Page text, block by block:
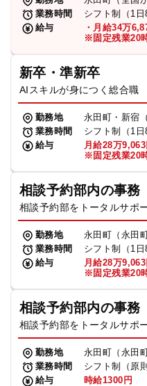
業務時間
シフト制（1日
給与
・月給34万
※固定残業20
新卒・準新卒
AIスキルが身につく総合職
勤務地
永田町・新宿
業務時間
シフト制（1日
給与
月給28万
※固定残業20
相談予約部内の事務
相談予約部をトータルサポ
勤務地
永田町（永田
業務時間
シフト制（1日
給与
月給28万
※固定残業20
相談予約部内の事務
相談予約部をトータルサポ
勤務地
永田町（永田
業務時間
シフト制（原
給与
時給1300円